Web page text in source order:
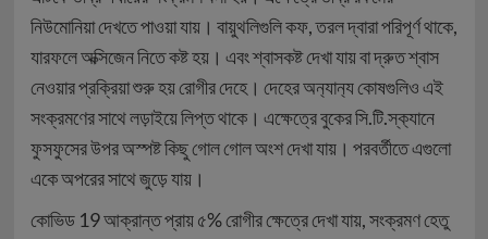
নিউমোনিয়া দেখতে পাওয়া যায়। বায়ুথলিগুলি কফ, তরল দ্বারা পরিপূর্ণ থাকে,
যারফলে অক্সিজেন নিতে কষ্ট হয়। এবং শ্বাসকষ্ট দেখা যায় বা দ্রুত শ্বাস
নেওয়ার প্রক্রিয়া শুরু হয় রোগীর দেহে। দেহের অন‍্যান‍্য কোষগুলিও এই
সংক্রমণের সাথে লড়াইয়ে লিপ্ত থাকে। এক্ষেত্রে বুকের সি.টি.স্ক‍্যানে
ফুসফুসের উপর অস্পষ্ট কিছু গোল গোল অংশ দেখা যায়। পরবর্তীতে এগুলো
একে অপরের সাথে জুড়ে যায়।
কোভিড 19 আক্রান্ত প্রায় ৫% রোগীর ক্ষেত্রে দেখা যায়, সংক্রমণ হেতু